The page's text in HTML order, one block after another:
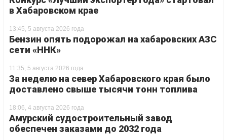
в Хабаровском крае
13:45, 5 августа 2026 года
Бензин опять подорожал на хабаровских АЗС
сети «ННК»
11:35, 5 августа 2026 года
За неделю на север Хабаровского края было
доставлено свыше тысячи тонн топлива
18:06, 4 августа 2026 года
Амурский судостроительный завод
обеспечен заказами до 2032 года